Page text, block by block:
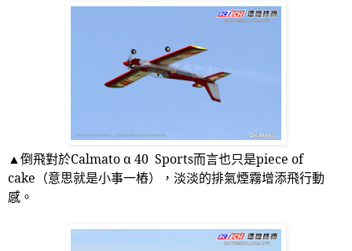
▲倒飛對於Calmatoα40 Sports而言也只是piece of
cake （意思就是小事一樁），淡淡的排氣煙霧增添飛行動
感。